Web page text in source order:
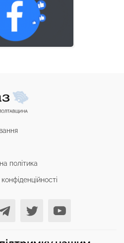
політика